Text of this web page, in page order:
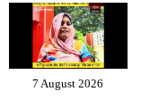
7 August 2026